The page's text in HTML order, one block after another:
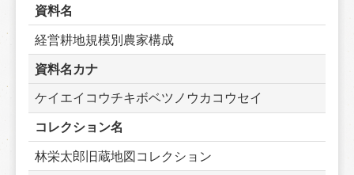
資料名
経営耕地規模別農家構成
資料名カナ
ケイエイコウチキボベツノウカコウセイ
コレクション名
林栄太郎旧蔵地図コレクション